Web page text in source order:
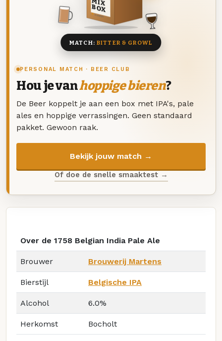
PERSONAL MATCH · BEER CLUB
Hou je vanhoppige bieren?
De Beer koppelt je aan een box met IPA's, pale
ales en hoppige verrassingen. Geen standaard
pakket. Gewoon raak.
Bekijk jouw match →
Of doe de snelle smaaktest →
BOX
8 BIEREN
MATCH: BITTER & GROWL
Over de 1758 Belgian India Pale Ale
Brouwer Brouwerij Martens
Bierstijl Belgische IPA
Alcohol 6.0%
Herkomst Bocholt